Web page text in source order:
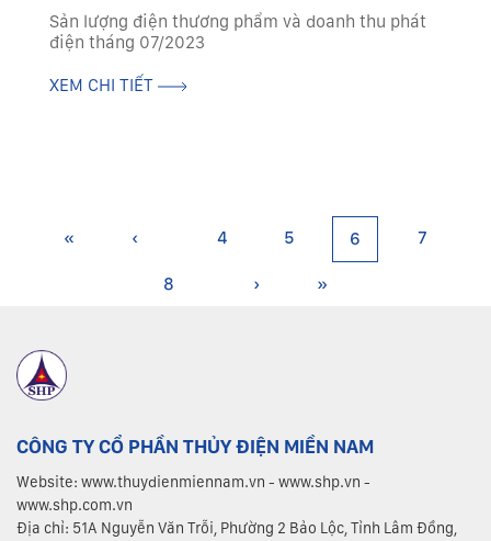
Sản lượng điện thương phẩm và doanh thu phát
điện tháng 07/2023
XEM CHI TIẾT
« ‹ 4 5 6 7
8 › »
CÔNG TY CỔ PHẦN THỦY ĐIỆN MIỀN NAM
Website: www.thuydienmiennam.vn - www.shp.vn -
www.shp.com.vn
Địa chỉ: 51A Nguyễn Văn Trỗi, Phường 2 Bảo Lộc, Tỉnh Lâm Đồng,